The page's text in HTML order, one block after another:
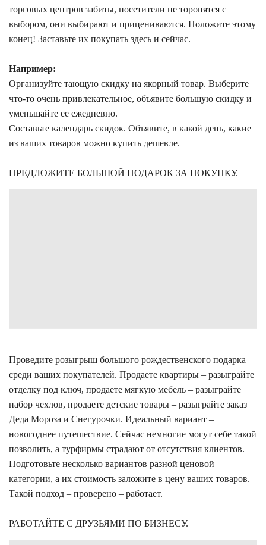
торговых центров забиты, посетители не торопятся с
выбором, они выбирают и прицениваются. Положите этому
конец! Заставьте их покупать здесь и сейчас.
Например:
Организуйте тающую скидку на якорный товар. Выберите
что-то очень привлекательное, объявите большую скидку и
уменьшайте ее ежедневно.
Составьте календарь скидок. Объявите, в какой день, какие
из ваших товаров можно купить дешевле.
ПРЕДЛОЖИТЕ БОЛЬШОЙ ПОДАРОК ЗА ПОКУПКУ.
Проведите розыгрыш большого рождественского подарка
среди ваших покупателей. Продаете квартиры – разыграйте
отделку под ключ, продаете мягкую мебель – разыграйте
набор чехлов, продаете детские товары – разыграйте заказ
Деда Мороза и Снегурочки. Идеальный вариант –
новогоднее путешествие. Сейчас немногие могут себе такой
позволить, а турфирмы страдают от отсутствия клиентов.
Подготовьте несколько вариантов разной ценовой
категории, а их стоимость заложите в цену ваших товаров.
Такой подход – проверено – работает.
РАБОТАЙТЕ С ДРУЗЬЯМИ ПО БИЗНЕСУ.